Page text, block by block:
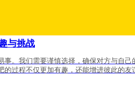
与挑战
事。我们需要谨慎选择，确保对方与自
过程不仅更加有趣，还能增进彼此的友